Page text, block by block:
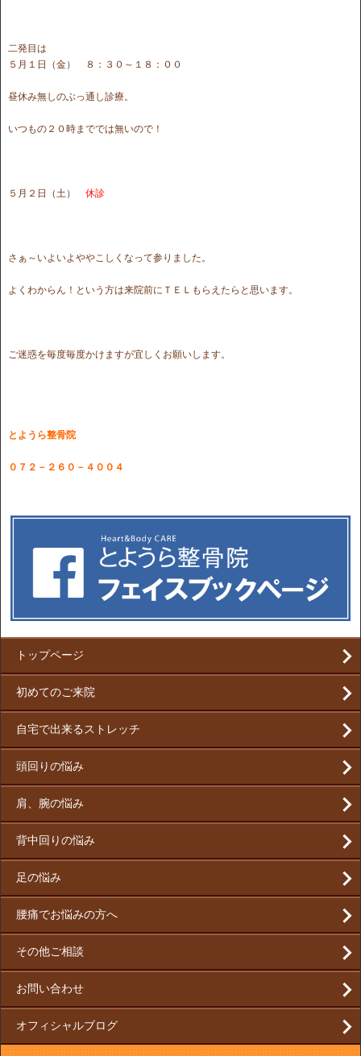
二発目は
５月１日（金） ８：３０～１８：００
昼休み無しのぶっ通し診療。
いつもの２０時まででは無いので！
５月２日（土） 休診
さぁ～いよいよややこしくなって参りました。
よくわからん！という方は来院前にＴＥＬもらえたらと思います。
ご迷惑を毎度毎度かけますが宜しくお願いします。
とようら整骨院
０７２－２６０－４００４
トップページ
初めてのご来院
自宅で出来るストレッチ
頭回りの悩み
肩、腕の悩み
背中回りの悩み
足の悩み
腰痛でお悩みの方へ
その他ご相談
お問い合わせ
オフィシャルブログ